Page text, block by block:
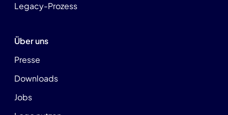
Legacy-Prozess
Über uns
Presse
Downloads
Jobs